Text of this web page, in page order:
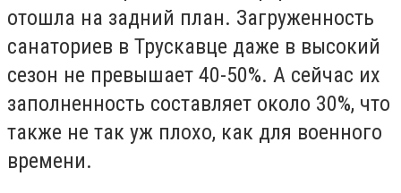
отошла на задний план. Загруженность
санаториев в Трускавце даже в высокий
сезон не превышает 40-50%. А сейчас их
заполненность составляет около 30%, что
также не так уж плохо, как для военного
времени.